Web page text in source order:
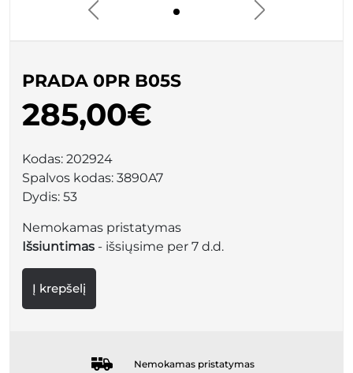
PRADA 0PR B05S
285,00€
Kodas: 202924
Spalvos kodas: 3890A7
Dydis: 53
Nemokamas pristatymas
Išsiuntimas - išsiųsime per 7 d.d.
Į krepšelį
Nemokamas pristatymas